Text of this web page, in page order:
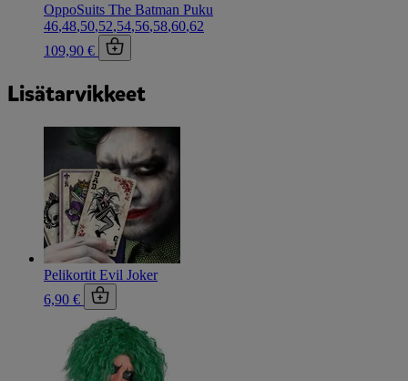
OppoSuits The Batman Puku
46,48,50,52,54,56,58,60,62
109,90 €
Lisätarvikkeet
Pelikortit Evil Joker
6,90 €